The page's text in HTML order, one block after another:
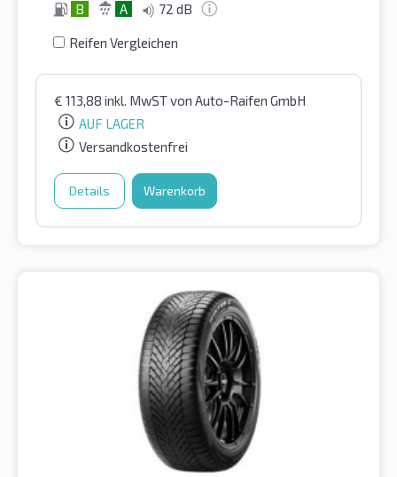
B A 72 dB
Reifen Vergleichen
€ 113,88 inkl. MwSTvon Auto-Raifen GmbH
AUF LAGER
Versandkostenfrei
Details Warenkorb